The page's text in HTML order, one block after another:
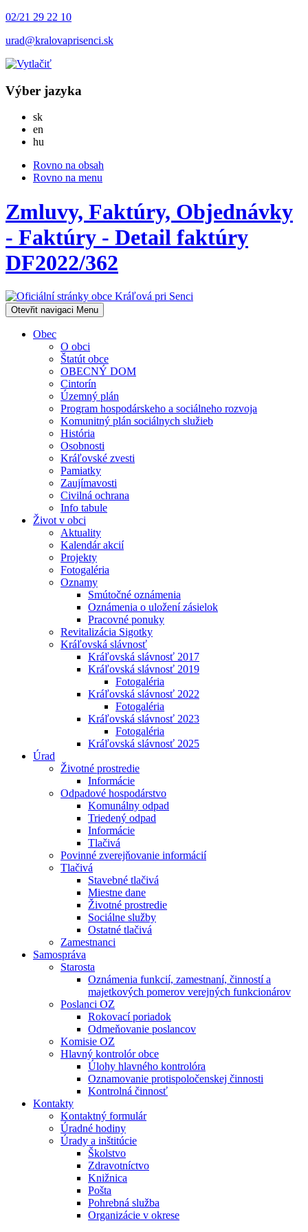
02/21 29 22 10
urad@kralovaprisenci.sk
Výber jazyka
skSlovensky
en
hu
Rovno na obsah
Rovno na menu
Zmluvy, Faktúry, Objednávky
- Faktúry - Detail faktúry
DF2022/362
Otevřit navigaci Menu
Obec
O obci
Štatút obce
OBECNÝ DOM
Cintorín
Územný plán
Program hospodárskeho a sociálneho rozvoja
Komunitný plán sociálnych služieb
História
Osobnosti
Kráľovské zvesti
Pamiatky
Zaujímavosti
Civilná ochrana
Info tabule
Život v obci
Aktuality
Kalendár akcií
Projekty
Fotogaléria
Oznamy
Smútočné oznámenia
Oznámenia o uložení zásielok
Pracovné ponuky
Revitalizácia Sigotky
Kráľovská slávnosť
Kráľovská slávnosť 2017
Kráľovská slávnosť 2019
Fotogaléria
Kráľovská slávnosť 2022
Fotogaléria
Kráľovská slávnosť 2023
Fotogaléria
Kráľovská slávnosť 2025
Úrad
Životné prostredie
Informácie
Odpadové hospodárstvo
Komunálny odpad
Triedený odpad
Informácie
Tlačivá
Povinné zverejňovanie informácií
Tlačivá
Stavebné tlačivá
Miestne dane
Životné prostredie
Sociálne služby
Ostatné tlačivá
Zamestnanci
Samospráva
Starosta
Oznámenia funkcií, zamestnaní, činností a
majetkových pomerov verejných funkcionárov
Poslanci OZ
Rokovací poriadok
Odmeňovanie poslancov
Komisie OZ
Hlavný kontrolór obce
Úlohy hlavného kontrolóra
Oznamovanie protispoločenskej činnosti
Kontrolná činnosť
Kontakty
Kontaktný formulár
Úradné hodiny
Úrady a inštitúcie
Školstvo
Zdravotníctvo
Knižnica
Pošta
Pohrebná služba
Organizácie v okrese